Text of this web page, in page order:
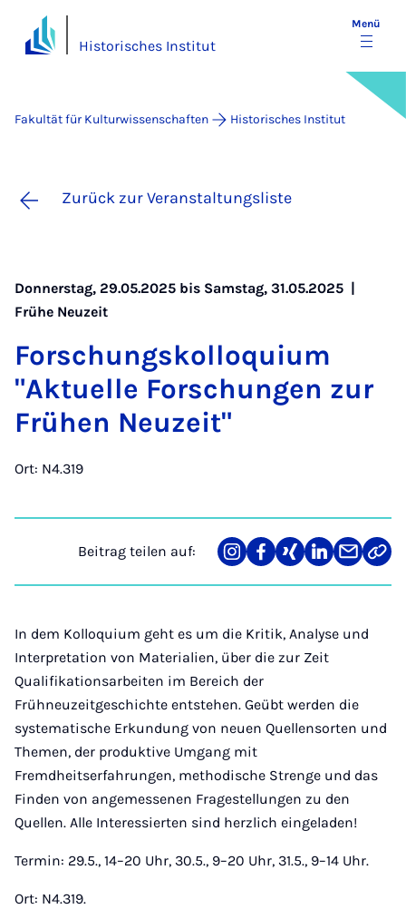
Historisches Institut
Menü
Fakultät für Kulturwissenschaften Historisches Institut
Zurück zur Veranstaltungsliste
Donnerstag, 29.05.2025 bis Samstag, 31.05.2025 |
Frühe Neuzeit
For­schungs­kol­lo­qui­um
"Ak­tu­el­le For­schun­gen zur
Frü­hen Neu­zeit"
Ort: N4.319
Beitrag teilen auf:
Teilen
auf
Teilen
auf
Teilen
auf
Teilen
auf
Teilen
über
Mail
Link
In dem Kolloquium geht es um die Kritik, Analyse und
Interpretation von Materialien, über die zur Zeit
Qualifikationsarbeiten im Bereich der
Frühneuzeitgeschichte entstehen. Geübt werden die
systematische Erkundung von neuen Quellensorten und
Themen, der produktive Umgang mit
Fremdheitserfahrungen, methodische Strenge und das
Finden von angemessenen Fragestellungen zu den
Quellen. Alle Interessierten sind herzlich eingeladen!
Termin: 29.5., 14–20 Uhr, 30.5., 9–20 Uhr, 31.5., 9–14 Uhr.
Ort: N4.319.